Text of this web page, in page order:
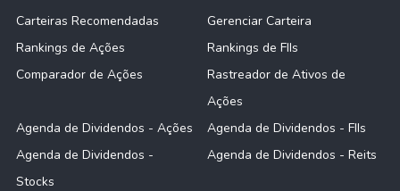
Carteiras Recomendadas
Gerenciar Carteira
Rankings de Ações
Rankings de FIIs
Comparador de Ações
Rastreador de Ativos de
Ações
Agenda de Dividendos - Ações
Agenda de Dividendos - FIIs
Agenda de Dividendos -
Stocks
Agenda de Dividendos - Reits